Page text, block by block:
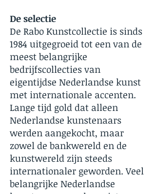
De selectie
De Rabo Kunstcollectie is sinds
1984 uitgegroeid tot een van de
meest belangrijke
bedrijfscollecties van
eigentijdse Nederlandse kunst
met internationale accenten.
Lange tijd gold dat alleen
Nederlandse kunstenaars
werden aangekocht, maar
zowel de bankwereld en de
kunstwereld zijn steeds
internationaler geworden. Veel
belangrijke Nederlandse